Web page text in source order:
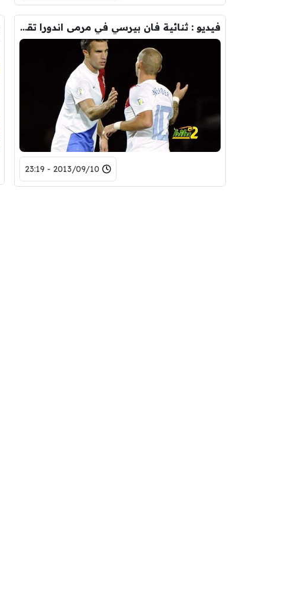
فيديو : ثنائية فان بيرسي في مرمى اندورا تقود هولندا الى كاس العالم
2013/09/10 - 23:19